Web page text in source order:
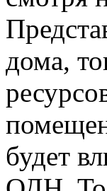
дома,
будет